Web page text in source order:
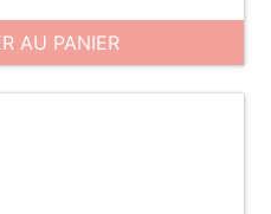
AU PANIER